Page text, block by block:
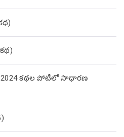
2024 కథల పోటీలో సాధారణ